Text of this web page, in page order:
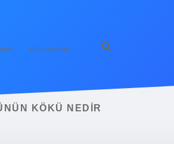
Hakkımızda
KÖKÜ NEDIR